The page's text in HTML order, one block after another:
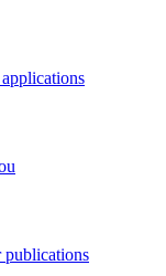
publications